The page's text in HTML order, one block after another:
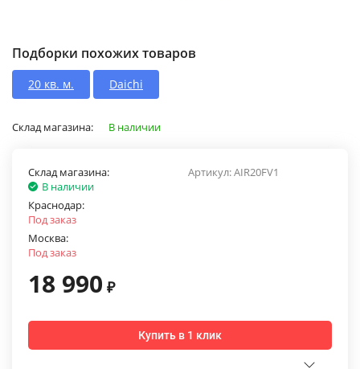
Подборки похожих товаров
20 кв. м. Daichi
Склад магазина: В наличии
Артикул:AIR20FV1
Склад магазина:
В наличии
Краснодар:
Под заказ
Москва:
Под заказ
18 990 ₽
Купить в 1 клик